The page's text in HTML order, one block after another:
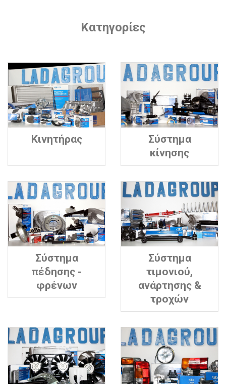
Κατηγορίες
Κινητήρας
Σύστημα
κίνησης
Σύστημα
πέδησης -
φρένων
Σύστημα
τιμονιού,
ανάρτησης &
τροχών